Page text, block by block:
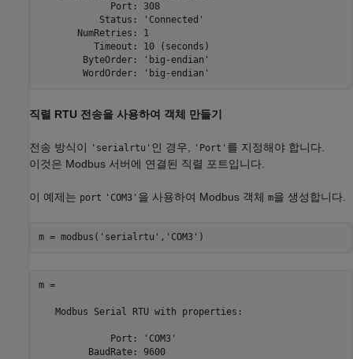
             Port: 308
           Status: 'Connected'
       NumRetries: 1
          Timeout: 10 (seconds)
        ByteOrder: 'big-endian'
        WordOrder: 'big-endian'
직렬 RTU 전송을 사용하여 객체 만들기
전송 방식이 'serialrtu' 인 경우, 'Port' 를 지정해야 합니다.
이것은 Modbus 서버에 연결된 직렬 포트입니다.
이 예제는 port 'COM3' 을 사용하여 Modbus 객체 m을 생성합니다.
m = modbus( 'serialrtu' , 'COM3' )
m =
   Modbus Serial RTU with properties:
             Port: 'COM3'
         BaudRate: 9600